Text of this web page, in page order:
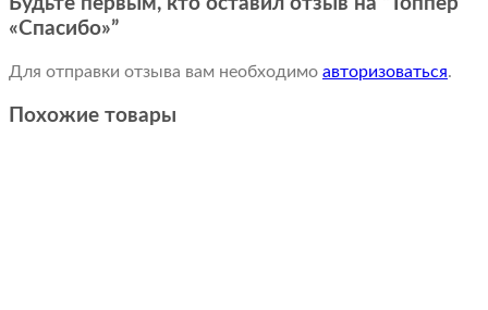
«Спасибо»”
Для отправки отзыва вам необходимо авторизоваться.
Похожие товары